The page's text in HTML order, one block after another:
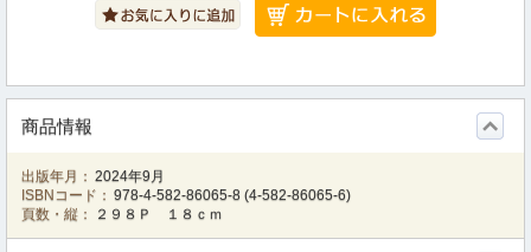
商品情報
出版年月： 2024年9月
ISBNコード： 978-4-582-86065-8 (4-582-86065-6)
頁数・縦：
２９８Ｐ １８ｃｍ